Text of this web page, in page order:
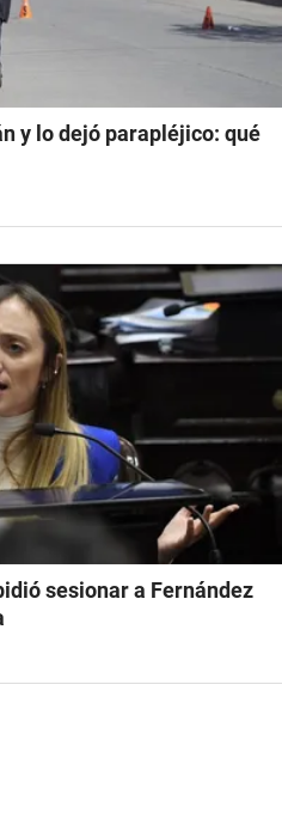
y lo dejó parapléjico: qué
sesionar a Fernández